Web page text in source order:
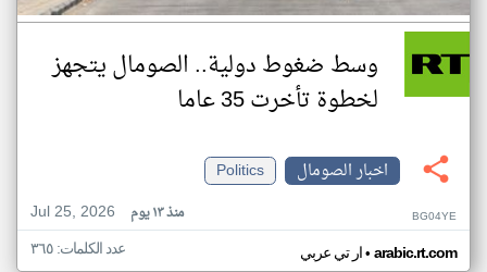
وسط ضغوط دولية.. الصومال يتجهز
لخطوة تأخرت 35 عاما
اخبار الصومال
Politics
Jul 25, 2026
منذ ١٣ يوم BG04YE
ار تي عربي• arabic.rt.com عدد الكلمات: ٣٦٥